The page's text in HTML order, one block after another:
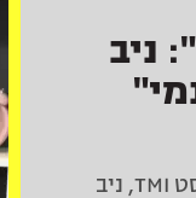
ניב
בריאיון חושפני לפודקאסט TMI, ניב